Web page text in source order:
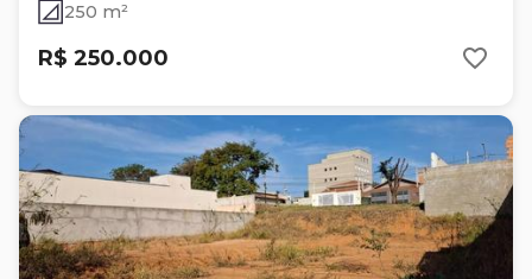
250 m²
R$ 250.000